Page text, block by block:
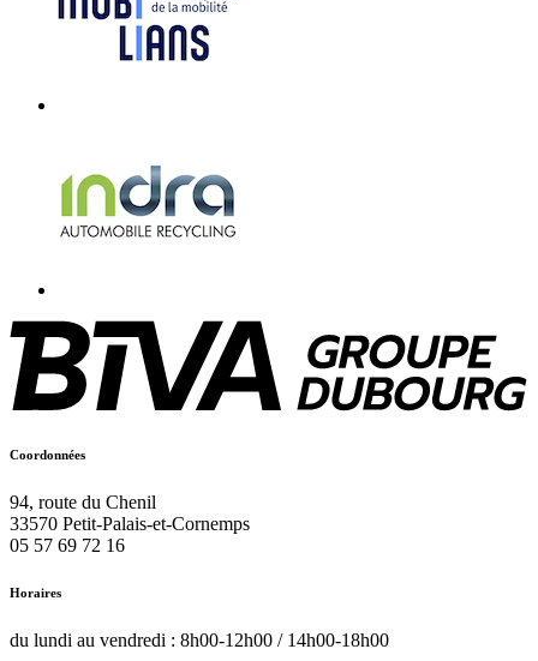
Coordonnées
94, route du Chenil
33570 Petit-Palais-et-Cornemps
05 57 69 72 16
Horaires
du lundi au vendredi : 8h00-12h00 / 14h00-18h00